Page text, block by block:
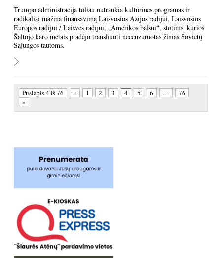
Trumpo administracija toliau nutraukia kultūrines programas ir
radikaliai mažina finansavimą Laisvosios Azijos radijui, Laisvosios
Europos radijui / Laisvės radijui, „Amerikos balsui“, stotims, kurios
Šaltojo karo metais pradėjo transliuoti necenzūruotas žinias Sovietų
Sąjungos tautoms.
Puslapis 4 iš 76 « 1 2 3 4 5 6 …
76
»